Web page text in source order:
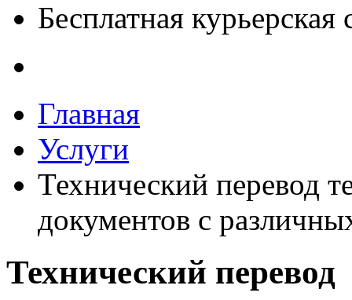
Бесплатная курьерская
Главная
Услуги
Технический перевод
документов с
Технический перевод